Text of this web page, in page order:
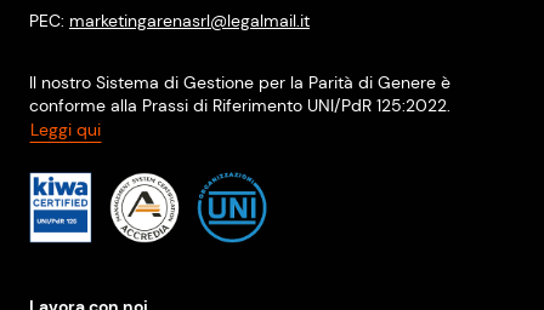
PEC: marketingarenasrl@legalmail.it
Il nostro Sistema di Gestione per la Parità di Genere è
conforme alla Prassi di Riferimento UNI/PdR 125:2022.
Leggi qui